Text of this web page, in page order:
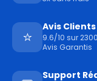
⭐
Avis Clients
9.6/10 sur
Avis Garantis
Support